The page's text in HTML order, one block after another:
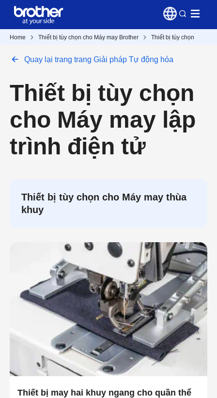
Home Thiết bị tùy chọn cho Máy may Brother Thiết bị tùy chọn
Quay lại trang trang Giải pháp Tự động hóa
Thiết bị tùy chọn
cho Máy may lập
trình điện tử
Thiết bị tùy chọn cho Máy may thùa
khuy
Thiết bị may hai khuy ngang cho quần thể